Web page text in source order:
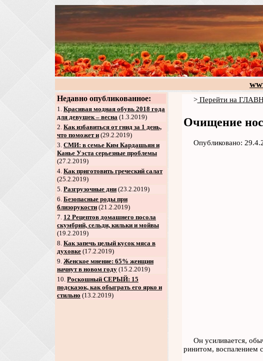
Недавно опубликованное:
1. Красивая модная обувь 2018 года
для девушек – весна (1.3.2019)
2. Как избавиться от гнид за 1 день,
что поможет и (29.2.2019)
3. СМИ: в семье Ким Кардашьян и
Канье Уэста серьезные проблемы
(27.2.2019)
4. Как приготовить греческий салат
(25.2.2019)
5. Разгрузочные дни (23.2.2019)
6. Безопасные роды при
близорукости (21.2.2019)
7. 12 Рецептов домашнего посола
скумбрий, сельди, кильки и мойвы
(19.2.2019)
8. Как запечь целый кусок мяса в
духовке (17.2.2019)
9. Женское мнение: 65% женщин
начнут в новом году (15.2.2019)
10. Роскошный СЕРЫЙ: 15
подсказок, как обыграть его ярко и
стильно (13.2.2019)
>Перейти на
Очищение
Опубликовано:
Он усиливается,
ринитом, воспалением